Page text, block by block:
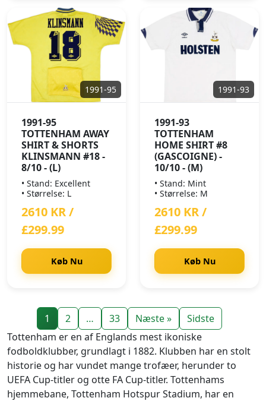
1991-95
1991-95
TOTTENHAM AWAY
SHIRT & SHORTS
KLINSMANN #18 -
8/10 - (L)
• Stand: Excellent
• Størrelse: L
2610 KR /
£299.99
Køb Nu
1991-93
1991-93
TOTTENHAM
HOME SHIRT #8
(GASCOIGNE) -
10/10 - (M)
• Stand: Mint
• Størrelse: M
2610 KR /
£299.99
Køb Nu
1 2 … 33 Næste »
Sidste
Tottenham er en af Englands mest ikoniske
fodboldklubber, grundlagt i 1882. Klubben har en stolt
historie og har vundet mange trofæer, herunder to
UEFA Cup-titler og otte FA Cup-titler. Tottenhams
hjemmebane, Tottenham Hotspur Stadium, har en